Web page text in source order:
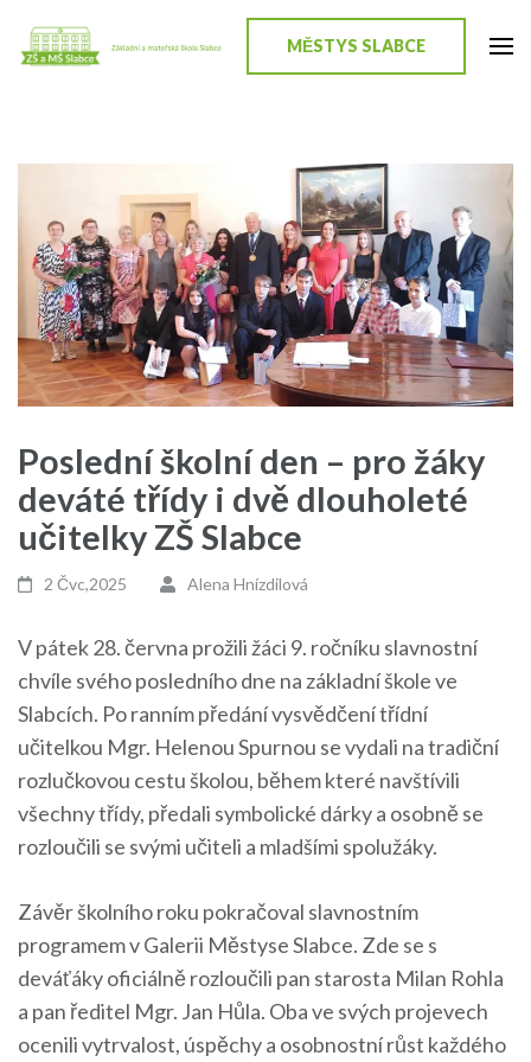
na
MĚSTYS SLABCE
Poslední školní den – pro žáky
deváté třídy i dvě dlouholeté
učitelky ZŠ Slabce
2 Čvc,2025 Alena Hnízdilová
V pátek 28. června prožili žáci 9. ročníku slavnostní
chvíle svého posledního dne na základní škole ve
Slabcích. Po ranním předání vysvědčení třídní
učitelkou Mgr. Helenou Spurnou se vydali na tradiční
rozlučkovou cestu školou, během které navštívili
všechny třídy, předali symbolické dárky a osobně se
rozloučili se svými učiteli a mladšími spolužáky.
Závěr školního roku pokračoval slavnostním
programem v Galerii Městyse Slabce. Zde se s
deváťáky oficiálně rozloučili pan starosta Milan Rohla
a pan ředitel Mgr. Jan Hůla. Oba ve svých projevech
ocenili vytrvalost, úspěchy a osobnostní růst každého